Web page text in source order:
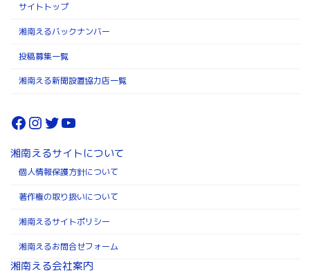
サイトトップ
湘南えるバックナンバー
投稿募集一覧
湘南える新聞設置協力店一覧
Facebook
Instagram
Twitter
YouTube
湘南えるサイトについて
個人情報保護方針について
著作権の取り扱いについて
湘南えるサイトポリシー
湘南えるお問合せフォーム
湘南える会社案内